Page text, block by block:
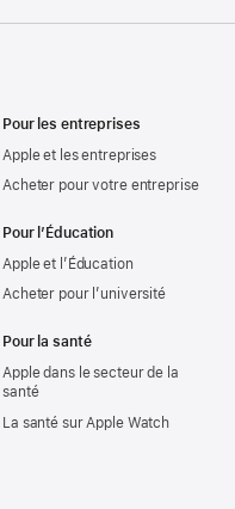
Pour les entreprises
Apple et les entreprises
Acheter pour votre entreprise
Pour l’Éducation
Apple et l’Éducation
Acheter pour l’université
Pour la santé
Apple dans le secteur de la
santé
La santé sur Apple Watch